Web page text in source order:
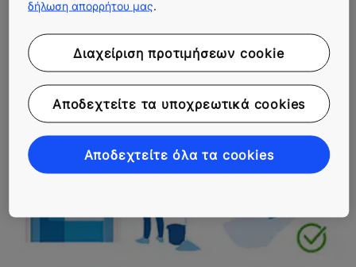
δήλωση απορρήτου μας.
Διαχείριση προτιμήσεων cookie
Αποδεχτείτε τα υποχρεωτικά cookies
Αποδεχτείτε όλα τα cookies